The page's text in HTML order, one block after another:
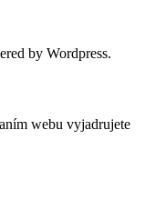
by Wordpress.
webu vyjadrujete